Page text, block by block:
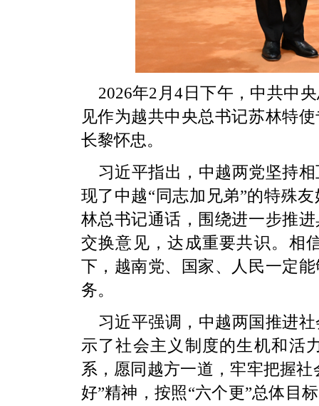
2026年2月4日下午，中共中
见作为越共中央总书记苏林特
长黎怀忠。
习近平指出，中越两党坚持
现了中越“同志加兄弟”的特殊
林总书记通话，围绕进一步推
交换意见，达成重要共识。相
下，越南党、国家、人民一定
务。
习近平强调，中越两国推进
示了社会主义制度的生机和活
系，愿同越方一道，牢牢把握
好”精神，按照“六个更”总体目